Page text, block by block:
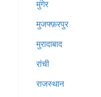
मुंगेर
मुजफ्फ़रपुर
मुरादाबाद
रांची
राजस्थान